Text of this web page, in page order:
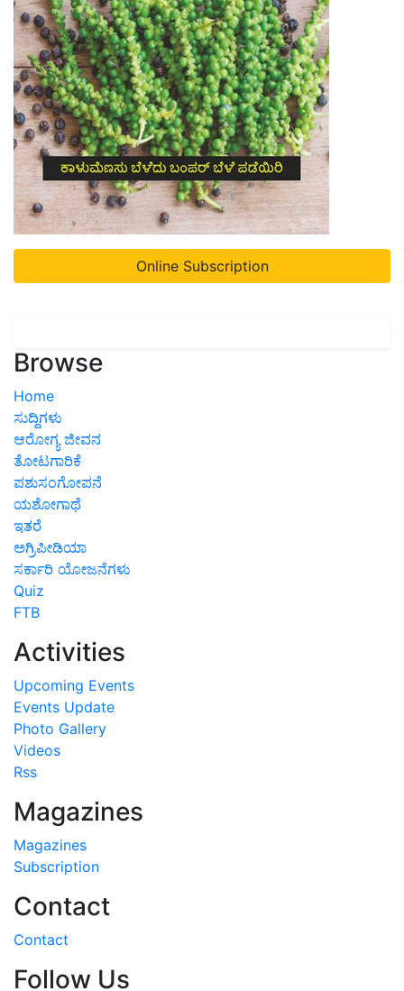
Online Subscription
Browse
Home
ಸುದ್ದಿಗಳು
ಆರೋಗ್ಯ ಜೀವನ
ತೋಟಗಾರಿಕೆ
ಪಶುಸಂಗೋಪನೆ
ಯಶೋಗಾಥೆ
ಇತರೆ
ಅಗ್ರಿಪೀಡಿಯಾ
ಸರ್ಕಾರಿ ಯೋಜನೆಗಳು
Quiz
FTB
Activities
Upcoming Events
Events Update
Photo Gallery
Videos
Rss
Magazines
Magazines
Subscription
Contact
Contact
Follow Us